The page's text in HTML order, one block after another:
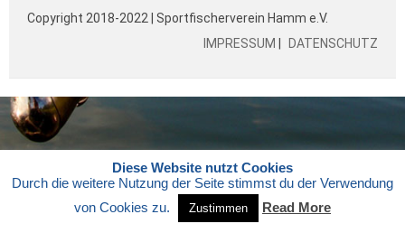
Copyright 2018-2022 | Sportfischerverein Hamm e.V.
IMPRESSUM | DATENSCHUTZ
Diese Website nutzt Cookies
Durch die weitere Nutzung der Seite stimmst du der Verwendung
von Cookies zu.
Zustimmen Read More